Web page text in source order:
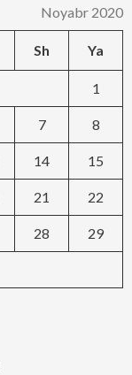
Noyabr 2020
Sh Ya
1
7 8
14 15
21 22
28 29